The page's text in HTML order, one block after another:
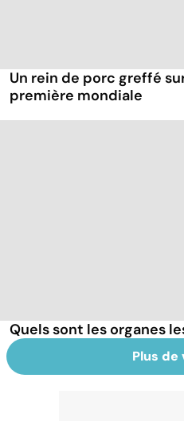
Un rein de porc greffé
première mondiale
Quels sont les organes
Plus de